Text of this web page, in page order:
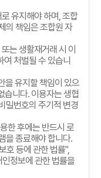
유지해야 하며,조합
의 책임은 조합원 자
는 생활재거래 시 이
처벌될 수 있습니
을 유지할 책임이 있으
습니다. 이용자는 생협
밀번호의 주기적 변경
한 후에는 반드시 로
을 종료해야 합니다.
호 등에 관한 법률",
인정보에 관한 법률을